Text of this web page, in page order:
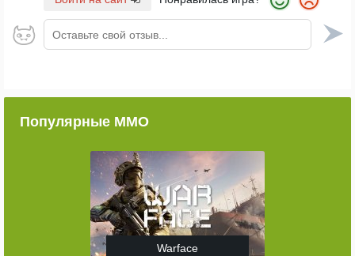
Оставьте свой отзыв...
Популярные ММО
Warface